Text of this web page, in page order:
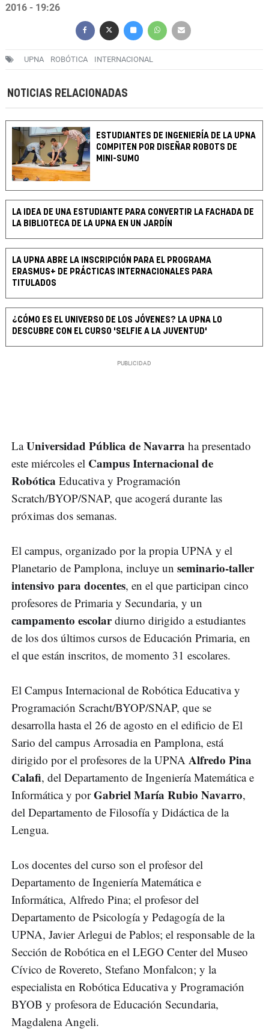
2016 - 19:26
UPNA ROBÓTICA INTERNACIONAL
NOTICIAS RELACIONADAS
ESTUDIANTES DE INGENIERÍA DE LA UPNA
COMPITEN POR DISEÑAR ROBOTS DE
MINI-SUMO
LA IDEA DE UNA ESTUDIANTE PARA CONVERTIR LA FACHADA DE
LA BIBLIOTECA DE LA UPNA EN UN JARDÍN
LA UPNA ABRE LA INSCRIPCIÓN PARA EL PROGRAMA
ERASMUS+ DE PRÁCTICAS INTERNACIONALES PARA
TITULADOS
¿CÓMO ES EL UNIVERSO DE LOS JÓVENES? LA UPNA LO
DESCUBRE CON EL CURSO 'SELFIE A LA JUVENTUD'
LaUniversidad Pública de Navarra ha presentado
este miércoles el Campus Internacional de
Robótica Educativa y Programación
Scratch/BYOP/SNAP, que acogerá durante las
próximas dos semanas.
El campus, organizado por la propia UPNA y el
Planetario de Pamplona, incluye un seminario-taller
intensivo para docentes, en el que participan cinco
profesores de Primaria y Secundaria, y un
campamento escolardiurno dirigido a estudiantes
de los dos últimos cursos de Educación Primaria, en
el que están inscritos, de momento 31 escolares.
El Campus Internacional de Robótica Educativa y
Programación Scracht/BYOP/SNAP, que se
desarrolla hasta el 26 de agosto en el edificio de El
Sario del campus Arrosadia en Pamplona, está
dirigido por el profesores de la UPNA Alfredo Pina
Calafi, del Departamento de Ingeniería Matemática e
Informática y porGabriel María Rubio Navarro,
del Departamento de Filosofía y Didáctica de la
Lengua.
Los docentes del curso son el profesor del
Departamento de Ingeniería Matemática e
Informática, Alfredo Pina; el profesor del
Departamento de Psicología y Pedagogía de la
UPNA, Javier Arlegui de Pablos; el responsable de la
Sección de Robótica en el LEGO Center del Museo
Cívico de Rovereto, Stefano Monfalcon; y la
especialista en Robótica Educativa y Programación
BYOB y profesora de Educación Secundaria,
Magdalena Angeli.